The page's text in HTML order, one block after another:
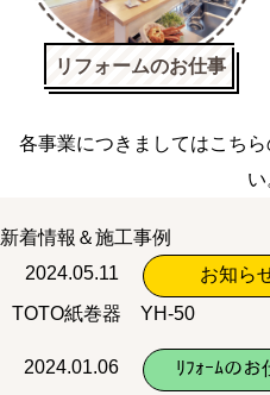
リフォームのお仕事
各事業につきましてはこち
い
新着情報＆施工事例
2024.05.11
お知ら
TOTO紙巻器 YH-50
2024.01.06
ﾘﾌｫｰﾑのお